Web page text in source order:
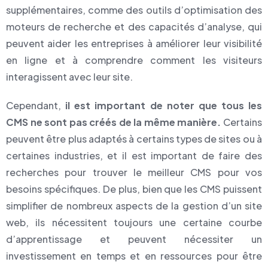
supplémentaires, comme des outils d’optimisation des
moteurs de recherche et des capacités d’analyse, qui
peuvent aider les entreprises à améliorer leur visibilité
en ligne et à comprendre comment les visiteurs
interagissent avec leur site.
Cependant, il est important de noter que tous les
CMS ne sont pas créés de la même manière. Certains
peuvent être plus adaptés à certains types de sites ou à
certaines industries, et il est important de faire des
recherches pour trouver le meilleur CMS pour vos
besoins spécifiques. De plus, bien que les CMS puissent
simplifier de nombreux aspects de la gestion d’un site
web, ils nécessitent toujours une certaine courbe
d’apprentissage et peuvent nécessiter un
investissement en temps et en ressources pour être